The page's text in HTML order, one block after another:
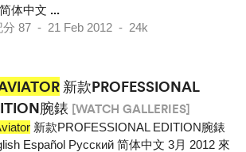
体中文 ...
87 - 21 Feb 2012 - 24k
新款PROFESSIONAL
腕錶 [WATCH GALLERIES]
新款PROFESSIONAL EDITION腕錶
Español Pусский 简体中文 3月 2012 來